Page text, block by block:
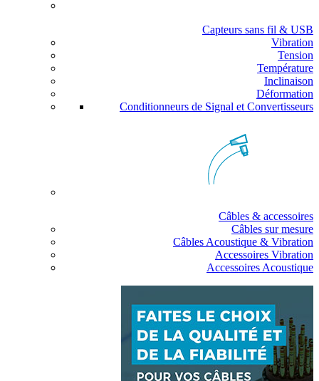
Capteurs sans fil & USB
Vibration
Tension
Température
Inclinaison
Déformation
Conditionneurs de Signal et Convertisseurs
Câbles & accessoires
Câbles sur mesure
Câbles Acoustique & Vibration
Accessoires Vibration
Accessoires Acoustique